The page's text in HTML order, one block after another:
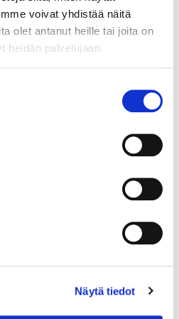
voivat yhdistää näitä
olet antanut heille tai joita on
heidän palvelujaan.
Näytä tiedot